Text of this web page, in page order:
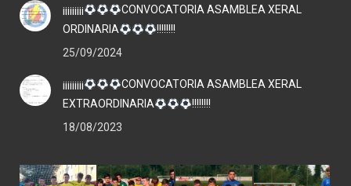
¡¡¡¡¡¡¡¡¡
CONVOCATORIA ASAMBLEA XERAL
ORDINARIA
!!!!!!!!
25/09/2024
¡¡¡¡¡¡¡¡¡
CONVOCATORIA ASAMBLEA XERAL
EXTRAORDINARIA
!!!!!!!!
18/08/2023